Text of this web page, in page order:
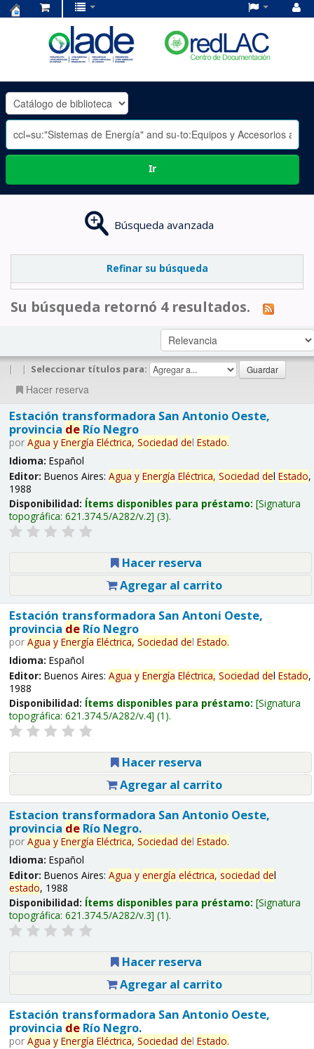
OLADE
-
Ir
Búsqueda avanzada
Refinar su búsqueda
Su búsqueda retornó 4 resultados.
| | Seleccionar títulos para:
Hacer reserva
Estación transformadora San Antonio Oeste,
provincia deRío Negro
por Agua y Energía Eléctrica, Sociedad del Estado.
Idioma: Español
Editor: Buenos Aires: Agua y Energía Eléctrica, Sociedad del Estado,
1988
Disponibilidad: Ítems disponibles para préstamo: Signatura
topográfica: 621.374.5/A282/v.2 (3).
Hacer reserva
Agregar al carrito
Estación transformadora San Antoni Oeste,
provincia deRío Negro
por Agua y Energía Eléctrica, Sociedad del Estado.
Idioma: Español
Editor: Buenos Aires: Agua y Energía Eléctrica, Sociedad del Estado,
1988
Disponibilidad: Ítems disponibles para préstamo: Signatura
topográfica: 621.374.5/A282/v.4 (1).
Hacer reserva
Agregar al carrito
Estacion transformadora San Antonio Oeste,
provincia deRío Negro.
por Agua y Energía Eléctrica, Sociedad del Estado.
Idioma: Español
Editor: Buenos Aires: Agua y energía eléctrica, sociedad del
estado, 1988
Disponibilidad: Ítems disponibles para préstamo: Signatura
topográfica: 621.374.5/A282/v.3 (1).
Hacer reserva
Agregar al carrito
Estación transformadora San Antonio Oeste,
provincia deRío Negro.
por Agua y Energía Eléctrica, Sociedad del Estado.